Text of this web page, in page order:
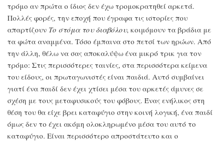
τρόμο αν πρώτα ο ίδιος δεν έχω τρομοκρατηθεί αρκετά.
Πολλές φορές, την εποχή που έγραφα τις ιστορίες που
απαρτίζουν Το στόμα του διαβόλου, κοιμόμουν τα βράδια με
τα φώτα αναμμένα. Τόσο έμπαινα στο πετσί των ηρώων. Από
την άλλη, θέλω να σας αποκαλύψω ένα μικρό τρικ για τον
τρόμο: Στις περισσότερες ταινίες, στα περισσότερα κείμενα
του είδους, οι πρωταγωνιστές είναι παιδιά. Αυτό συμβαίνει
γιατί ένα παιδί δεν έχει χτίσει μέσα του αρκετές άμυνες σε
σχέση με τους μεταφυσικούς του φόβους. Ένας ενήλικος στη
θέση του θα είχε βρει καταφύγιο στην κοινή λογική, ένα παιδί
όμως δεν το έχει ακόμη ολοκληρωμένο μέσα του αυτό το
καταφύγιο. Είναι περισσότερο απροστάτευτο και ο